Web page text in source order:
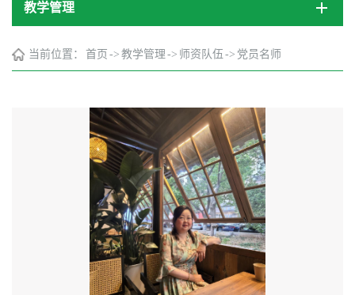
教学管理
当前位置： 首页 -> 教学管理 -> 师资队伍 -> 党员名师